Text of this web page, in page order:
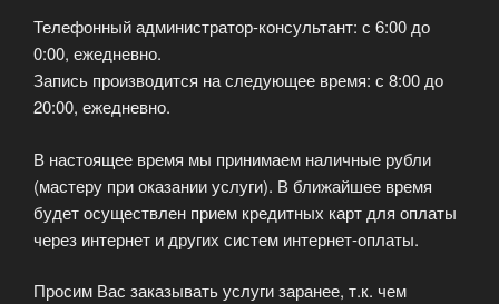
Телефонный администратор-консультант: с 6:00 до
0:00, ежедневно.
Запись производится на следующее время: с 8:00 до
20:00, ежедневно.
В настоящее время мы принимаем наличные рубли
(мастеру при оказании услуги). В ближайшее время
будет осуществлен прием кредитных карт для оплаты
через интернет и других систем интернет-оплаты.
Просим Вас заказывать услуги заранее, т.к. чем